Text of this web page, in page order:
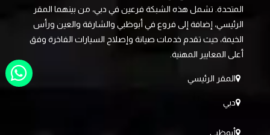
المتحدة. تشمل هذه الشبكة فرعين في دبي، من بينهما المقر
الرئيسي، إضافة إلى فروع في أبوظبي والشارقة والعين ورأس
الخيمة، حيث تقدم خدمات صيانة وإصلاح السيارات الفاخرة وفق
أعلى المعايير المهنية.
المقر الرئيسي
دبي
أبوظبي